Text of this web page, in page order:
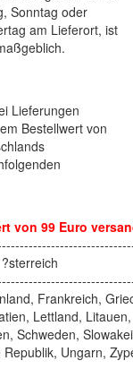
Sonntag oder
am Lieferort, ist
Lieferungen
Bestellwert von
von 99 Euro
Frankreich,
Lettland, Litauen,
Schweden,
Ungarn,